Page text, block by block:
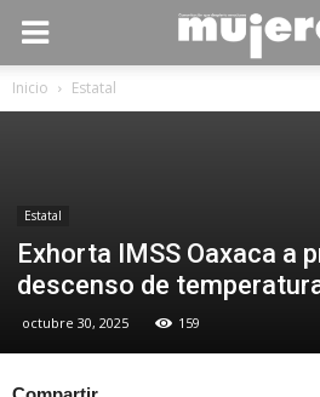
Inicio Estatal
Estatal
Exhorta IMSS Oaxaca a
descenso de
octubre 30, 2025 159